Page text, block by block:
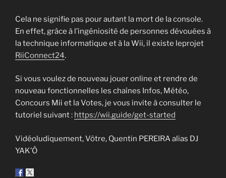
Cela ne signifie pas pour autant la mort de la console.
En effet, grâce à l’ingéniosité de personnes dévouées à
la technique informatique et à la Wii, il existe leprojet
RiiConnect24.
Si vous voulez de nouveau jouer online et rendre de
nouveau fonctionnelles les chaînes Infos, Météo,
Concours Mii et la Votes, je vous invite à consulter le
tutoriel suivant : https://wii.guide/get-started
Vidéoludiquement, Vôtre, Quentin PEREIRA alias DJ
YAK’Ô